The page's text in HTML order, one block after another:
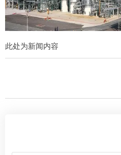
此处为新闻内容